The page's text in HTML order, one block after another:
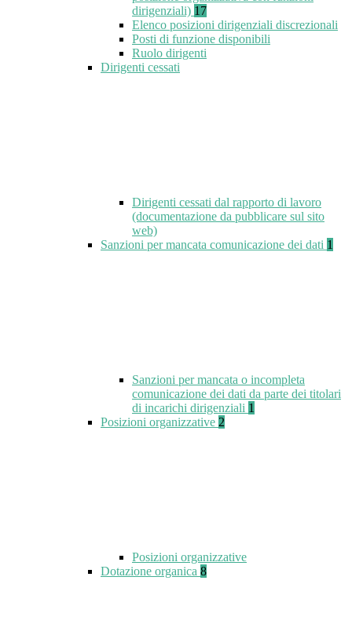
dirigenziali) 17
Elenco posizioni dirigenziali discrezionali
Posti di funzione disponibili
Ruolo dirigenti
Dirigenti cessati
Dirigenti cessati dal rapporto di lavoro
(documentazione da pubblicare sul sito
web)
Sanzioni per mancata comunicazione dei dati 1
Sanzioni per mancata o incompleta
comunicazione dei dati da parte dei titolari
di incarichi dirigenziali 1
Posizioni organizzative 2
Posizioni organizzative
Dotazione organica 8